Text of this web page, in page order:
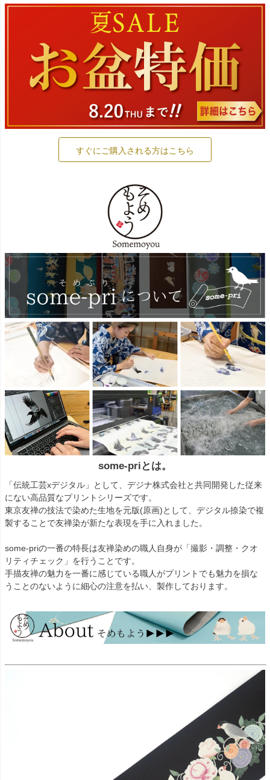
すぐにご購入される方はこちら
some-priとは。
「伝統工芸xデジタル」として、デジナ株式会社と共同開発した従来
にない高品質なプリントシリーズです。
東京友禅の技法で染めた生地を元版(原画)として、デジタル捺染で複
製することで友禅染が新たな表現を手に入れました。
some-priの一番の特長は友禅染めの職人自身が「撮影・調整・クオ
リティチェック」を行うことです。
手描友禅の魅力を一番に感じている職人がプリントでも魅力を損な
うことのないように細心の注意を払い、製作しております。